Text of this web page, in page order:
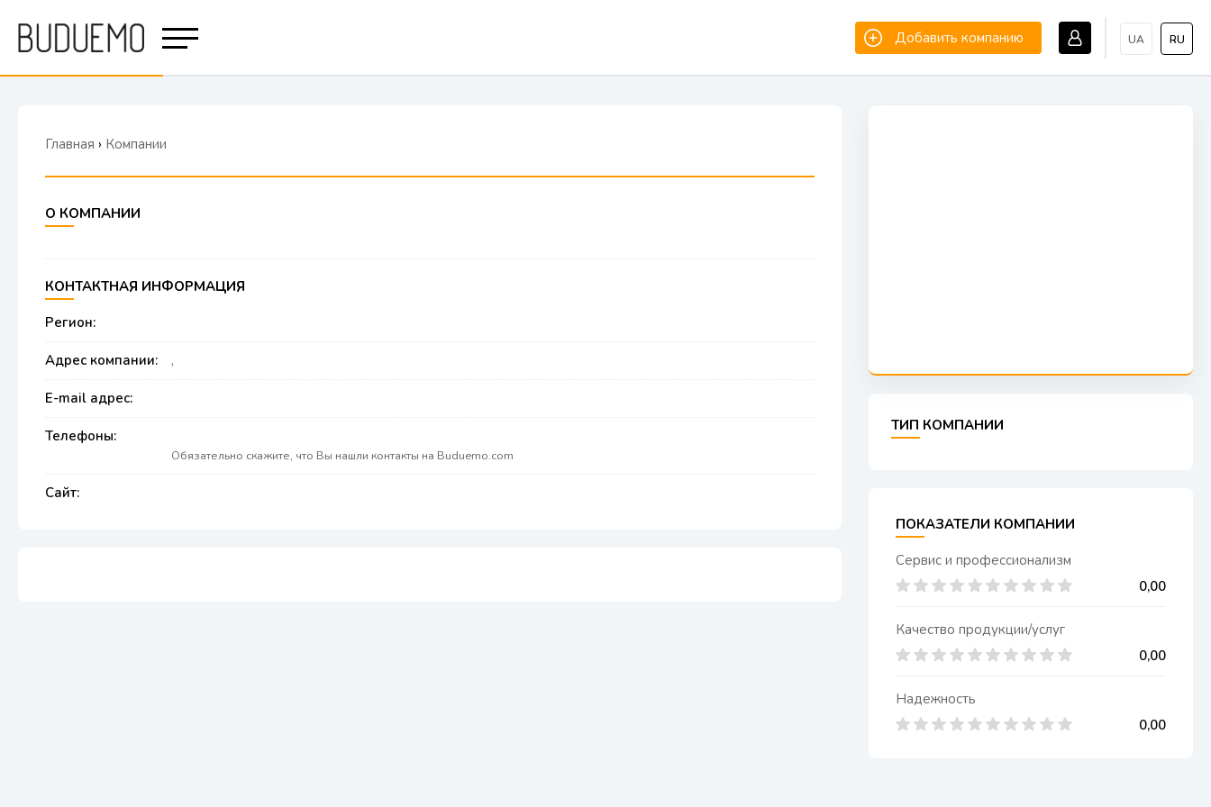
UA RU
Добавить компанию
ТИП КОМПАНИИ
ПОКАЗАТЕЛИ КОМПАНИИ
Сервис и профессионализм
0,00
Качество продукции/услуг
0,00
Надежность
0,00
Главная › Компании
О КОМПАНИИ
КОНТАКТНАЯ ИНФОРМАЦИЯ
Регион:
Адрес компании: ,
E-mail адрес:
Телефоны:
Обязательно скажите, что Вы нашли контакты на Buduemo.com
Сайт: